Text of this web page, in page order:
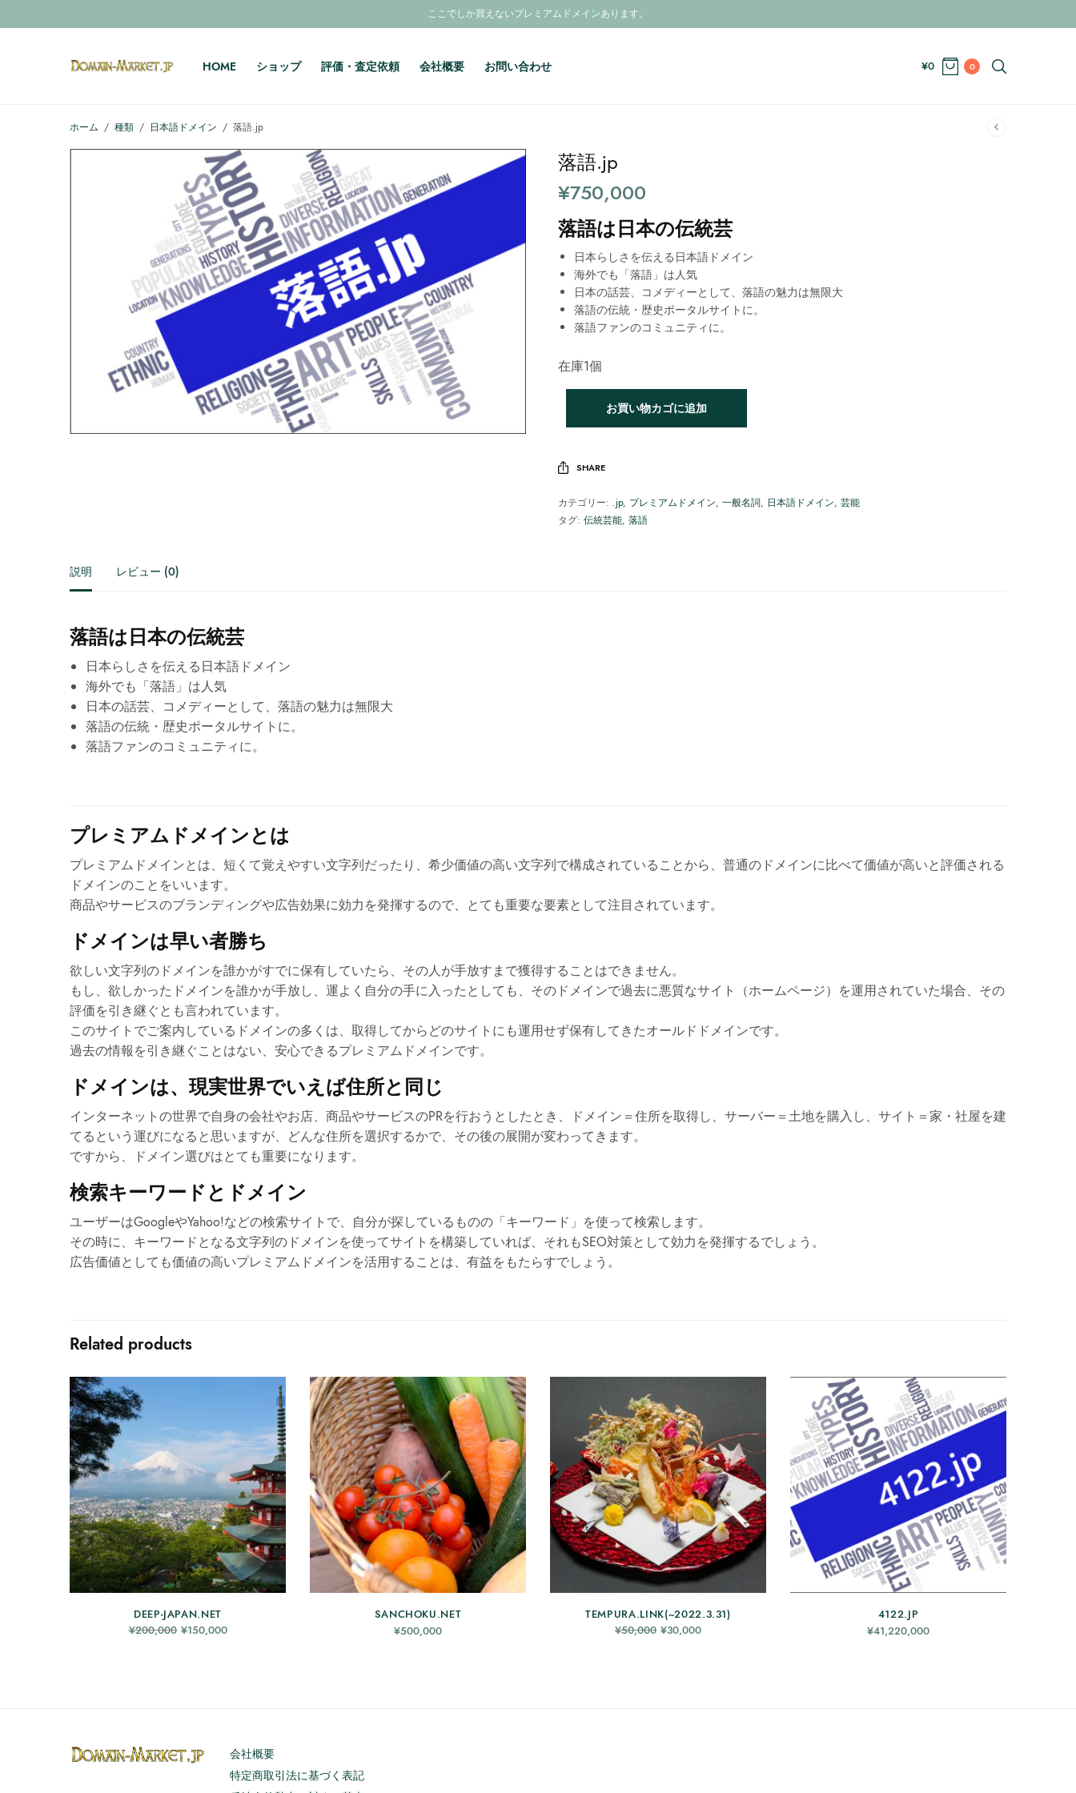
ここでしか買えないプレミアムドメインあります。
HOME ショップ 評価・査定依頼 会社概要 お問い合わせ ¥0 0
ホーム / 種類 / 日本語ドメイン / 落語.jp
落語.jp
¥750,000
落語は日本の伝統芸
日本らしさを伝える日本語ドメイン
海外でも「落語」は人気
日本の話芸、コメディーとして、落語の魅力は無限大
落語の伝統・歴史ポータルサイトに。
落語ファンのコミュニティに。
在庫1個
お買い物カゴに追加
SHARE
カテゴリー: .jp, プレミアムドメイン, 一般名詞, 日本語ドメイン, 芸能
タグ: 伝統芸能, 落語
説明 レビュー (0)
落語は日本の伝統芸
日本らしさを伝える日本語ドメイン
海外でも「落語」は人気
日本の話芸、コメディーとして、落語の魅力は無限大
落語の伝統・歴史ポータルサイトに。
落語ファンのコミュニティに。
プレミアムドメインとは
プレミアムドメインとは、短くて覚えやすい文字列だったり、希少価値の高い文字列で構成されていることから、普通のドメインに比べて価値が高いと評価される
ドメインのことをいいます。
商品やサービスのブランディングや広告効果に効力を発揮するので、とても重要な要素として注目されています。
ドメインは早い者勝ち
欲しい文字列のドメインを誰かがすでに保有していたら、その人が手放すまで獲得することはできません。
もし、欲しかったドメインを誰かが手放し、運よく自分の手に入ったとしても、そのドメインで過去に悪質なサイト（ホームページ）を運用されていた場合、その
評価を引き継ぐとも言われています。
このサイトでご案内しているドメインの多くは、取得してからどのサイトにも運用せず保有してきたオールドドメインです。
過去の情報を引き継ぐことはない、安心できるプレミアムドメインです。
ドメインは、現実世界でいえば住所と同じ
インターネットの世界で自身の会社やお店、商品やサービスのPRを行おうとしたとき、ドメイン＝住所を取得し、サーバー＝土地を購入し、サイト＝家・社屋を建
てるという運びになると思いますが、どんな住所を選択するかで、その後の展開が変わってきます。
ですから、ドメイン選びはとても重要になります。
検索キーワードとドメイン
ユーザーはGoogleやYahoo!などの検索サイトで、自分が探しているものの「キーワード」を使って検索します。
その時に、キーワードとなる文字列のドメインを使ってサイトを構築していれば、それもSEO対策として効力を発揮するでしょう。
広告価値としても価値の高いプレミアムドメインを活用することは、有益をもたらすでしょう。
Related products
DEEP-JAPAN.NET
¥200,000 元の価格
は
¥150,000
SANCHOKU.NET
¥500,000
TEMPURA.LINK(~2022.3.31)
¥50,000 元の価
格は
¥30,000
4122.JP
¥41,220,000
会社概要
特定商取引法に基づく表記